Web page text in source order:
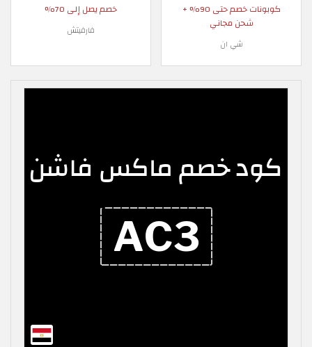
كوبونات خصم حتى 90% +
شحن مجاني
شي ان
خصم يصل إلى 70%
فارفيتش